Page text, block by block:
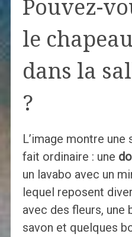
Pouvez-
le
dans la
?
L’image montre
fait ordinaire : une
un lavabo avec un
lequel reposent
avec des fleurs, une
savon et quelques